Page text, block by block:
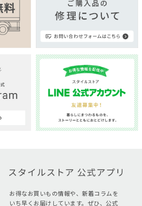
お得なお買いもの情報や、新着コラムを
いち早くお届けしています。ぜひ、公式